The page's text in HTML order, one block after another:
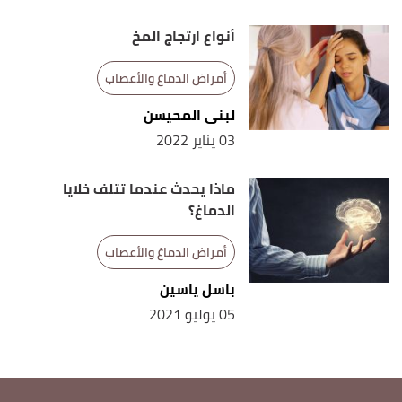
أنواع ارتجاج المخ
أمراض الدماغ والأعصاب
لبنى المحيسن
03 يناير 2022
ماذا يحدث عندما تتلف خلايا
الدماغ؟
أمراض الدماغ والأعصاب
باسل ياسين
05 يوليو 2021